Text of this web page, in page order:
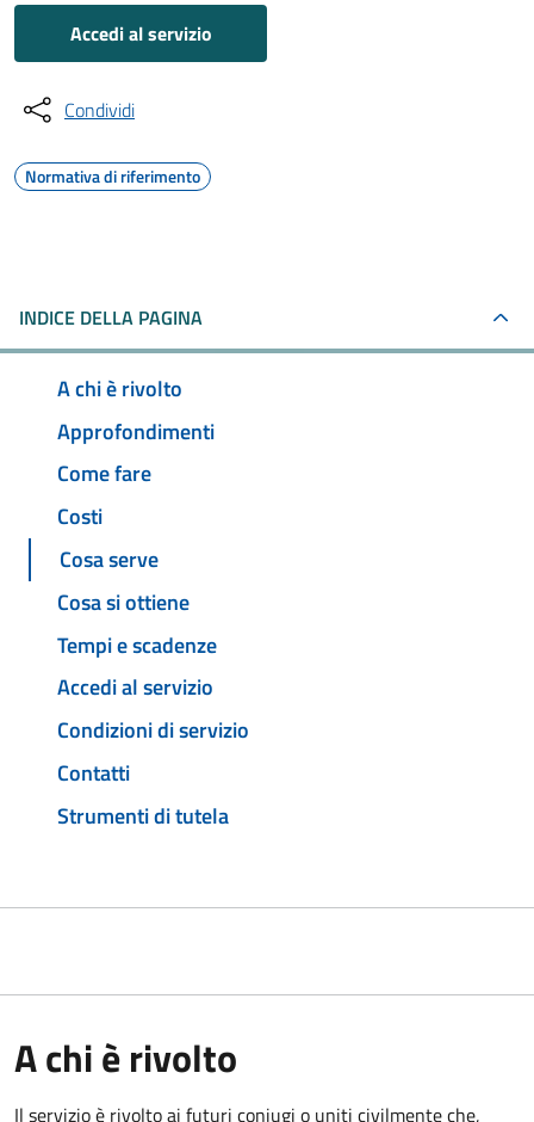
Accedi al servizio
Condividi
Normativa di riferimento
INDICE DELLA PAGINA
A chi è rivolto
Approfondimenti
Come fare
Costi
Cosa serve
Cosa si ottiene
Tempi e scadenze
Accedi al servizio
Condizioni di servizio
Contatti
Strumenti di tutela
A chi è rivolto
Il servizio è rivolto ai futuri coniugi o uniti civilmente che,